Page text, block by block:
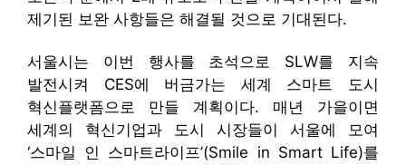
제기된 보완 사항들은 해결될 것으로 기대된다.
서울시는 이번 행사를 초석으로 SLW를 지속
발전시켜 CES에 버금가는 세계 스마트 도시
혁신플랫폼으로 만들 계획이다. 매년 가을이면
세계의 혁신기업과 도시 시장들이 서울에 모여
‘스마일 인 스마트라이프’(Smile in Smart Life)를